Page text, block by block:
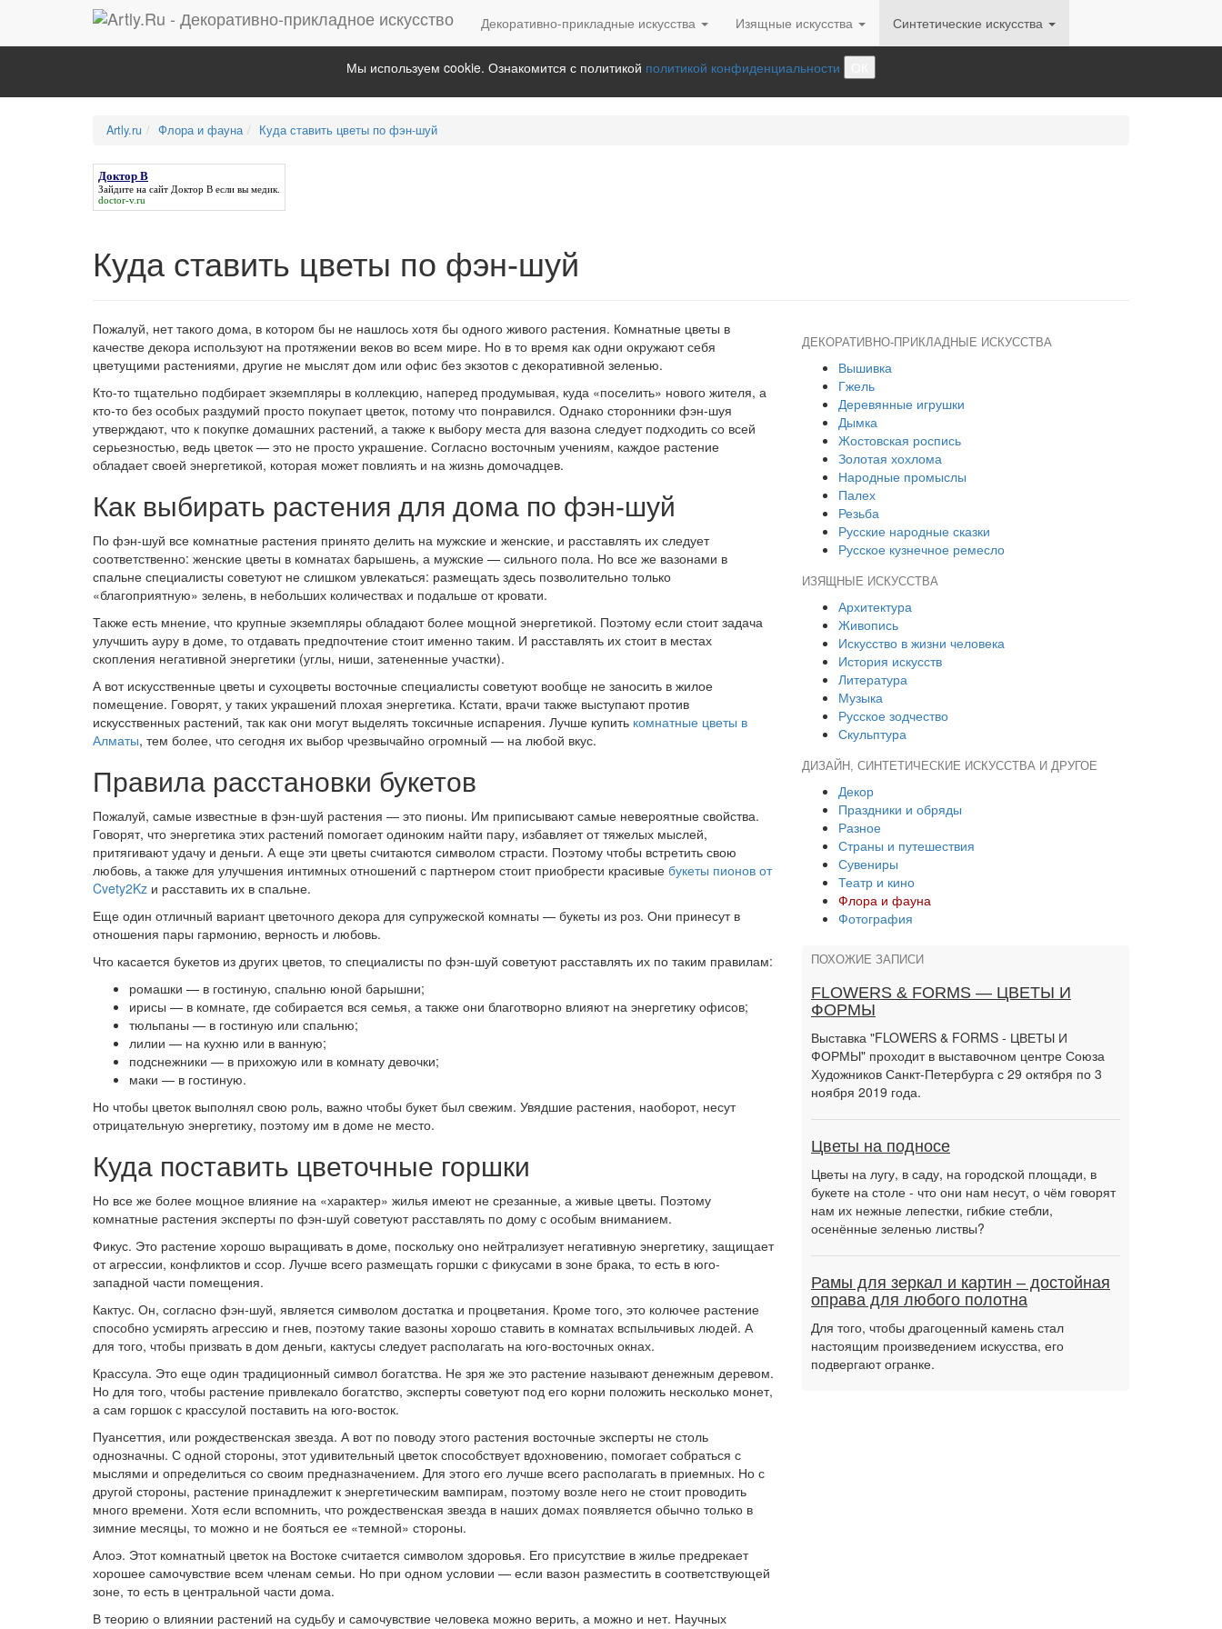
Декоративно-прикладные искусства Изящные искусства Синтетические искусства
Мы используем cookie. Ознакомится с политикой политикой конфиденциальности
Artly.ru Флора и фауна Куда ставить цветы по фэн-шуй
Доктор В
Зайдите на сайт Доктор В если вы медик.
doctor-v.ru
Куда ставить цветы по фэн-шуй
Пожалуй, нет такого дома, в котором бы не нашлось хотя бы одного живого растения. Комнатные цветы в
качестве декора используют на протяжении веков во всем мире. Но в то время как одни окружают себя
цветущими растениями, другие не мыслят дом или офис без экзотов с декоративной зеленью.
Кто-то тщательно подбирает экземпляры в коллекцию, наперед продумывая, куда «поселить» нового жителя, а
кто-то без особых раздумий просто покупает цветок, потому что понравился. Однако сторонники фэн-шуя
утверждают, что к покупке домашних растений, а также к выбору места для вазона следует подходить со всей
серьезностью, ведь цветок — это не просто украшение. Согласно восточным учениям, каждое растение
обладает своей энергетикой, которая может повлиять и на жизнь домочадцев.
Как выбирать растения для дома по фэн-шуй
По фэн-шуй все комнатные растения принято делить на мужские и женские, и расставлять их следует
соответственно: женские цветы в комнатах барышень, а мужские — сильного пола. Но все же вазонами в
спальне специалисты советуют не слишком увлекаться: размещать здесь позволительно только
«благоприятную» зелень, в небольших количествах и подальше от кровати.
Также есть мнение, что крупные экземпляры обладают более мощной энергетикой. Поэтому если стоит задача
улучшить ауру в доме, то отдавать предпочтение стоит именно таким. И расставлять их стоит в местах
скопления негативной энергетики (углы, ниши, затененные участки).
А вот искусственные цветы и сухоцветы восточные специалисты советуют вообще не заносить в жилое
помещение. Говорят, у таких украшений плохая энергетика. Кстати, врачи также выступают против
искусственных растений, так как они могут выделять токсичные испарения. Лучше купить комнатные цветы в
Алматы, тем более, что сегодня их выбор чрезвычайно огромный — на любой вкус.
Правила расстановки букетов
Пожалуй, самые известные в фэн-шуй растения — это пионы. Им приписывают самые невероятные свойства.
Говорят, что энергетика этих растений помогает одиноким найти пару, избавляет от тяжелых мыслей,
притягивают удачу и деньги. А еще эти цветы считаются символом страсти. Поэтому чтобы встретить свою
любовь, а также для улучшения интимных отношений с партнером стоит приобрести красивые букеты пионов от
Cvety2Kz и расставить их в спальне.
Еще один отличный вариант цветочного декора для супружеской комнаты — букеты из роз. Они принесут в
отношения пары гармонию, верность и любовь.
Что касается букетов из других цветов, то специалисты по фэн-шуй советуют расставлять их по таким правилам:
ромашки — в гостиную, спальню юной барышни;
ирисы — в комнате, где собирается вся семья, а также они благотворно влияют на энергетику офисов;
тюльпаны — в гостиную или спальню;
лилии — на кухню или в ванную;
подснежники — в прихожую или в комнату девочки;
маки — в гостиную.
Но чтобы цветок выполнял свою роль, важно чтобы букет был свежим. Увядшие растения, наоборот, несут
отрицательную энергетику, поэтому им в доме не место.
Куда поставить цветочные горшки
Но все же более мощное влияние на «характер» жилья имеют не срезанные, а живые цветы. Поэтому
комнатные растения эксперты по фэн-шуй советуют расставлять по дому с особым вниманием.
Фикус. Это растение хорошо выращивать в доме, поскольку оно нейтрализует негативную энергетику, защищает
от агрессии, конфликтов и ссор. Лучше всего размещать горшки с фикусами в зоне брака, то есть в юго-
западной части помещения.
Кактус. Он, согласно фэн-шуй, является символом достатка и процветания. Кроме того, это колючее растение
способно усмирять агрессию и гнев, поэтому такие вазоны хорошо ставить в комнатах вспыльчивых людей. А
для того, чтобы призвать в дом деньги, кактусы следует располагать на юго-восточных окнах.
Крассула. Это еще один традиционный символ богатства. Не зря же это растение называют денежным деревом.
Но для того, чтобы растение привлекало богатство, эксперты советуют под его корни положить несколько монет,
а сам горшок с крассулой поставить на юго-восток.
Пуансеттия, или рождественская звезда. А вот по поводу этого растения восточные эксперты не столь
однозначны. С одной стороны, этот удивительный цветок способствует вдохновению, помогает собраться с
мыслями и определиться со своим предназначением. Для этого его лучше всего располагать в приемных. Но с
другой стороны, растение принадлежит к энергетическим вампирам, поэтому возле него не стоит проводить
много времени. Хотя если вспомнить, что рождественская звезда в наших домах появляется обычно только в
зимние месяцы, то можно и не бояться ее «темной» стороны.
Алоэ. Этот комнатный цветок на Востоке считается символом здоровья. Его присутствие в жилье предрекает
хорошее самочувствие всем членам семьи. Но при одном условии — если вазон разместить в соответствующей
зоне, то есть в центральной части дома.
В теорию о влиянии растений на судьбу и самочувствие человека можно верить, а можно и нет. Научных
ДЕКОРАТИВНО-ПРИКЛАДНЫЕ ИСКУССТВА
Вышивка
Гжель
Деревянные игрушки
Дымка
Жостовская роспись
Золотая хохлома
Народные промыслы
Палех
Резьба
Русские народные сказки
Русское кузнечное ремесло
ИЗЯЩНЫЕ ИСКУССТВА
Архитектура
Живопись
Искусство в жизни человека
История искусств
Литература
Музыка
Русское зодчество
Скульптура
ДИЗАЙН, СИНТЕТИЧЕСКИЕ ИСКУССТВА И ДРУГОЕ
Декор
Праздники и обряды
Разное
Страны и путешествия
Сувениры
Театр и кино
Флора и фауна
Фотография
ПОХОЖИЕ ЗАПИСИ
FLOWERS & FORMS — ЦВЕТЫ И
ФОРМЫ
Выставка "FLOWERS & FORMS - ЦВЕТЫ И
ФОРМЫ" проходит в выставочном центре Союза
Художников Санкт-Петербурга с 29 октября по 3
ноября 2019 года.
Цветы на подносе
Цветы на лугу, в саду, на городской площади, в
букете на столе - что они нам несут, о чём говорят
нам их нежные лепестки, гибкие стебли,
осенённые зеленью листвы?
Рамы для зеркал и картин – достойная
оправа для любого полотна
Для того, чтобы драгоценный камень стал
настоящим произведением искусства, его
подвергают огранке.